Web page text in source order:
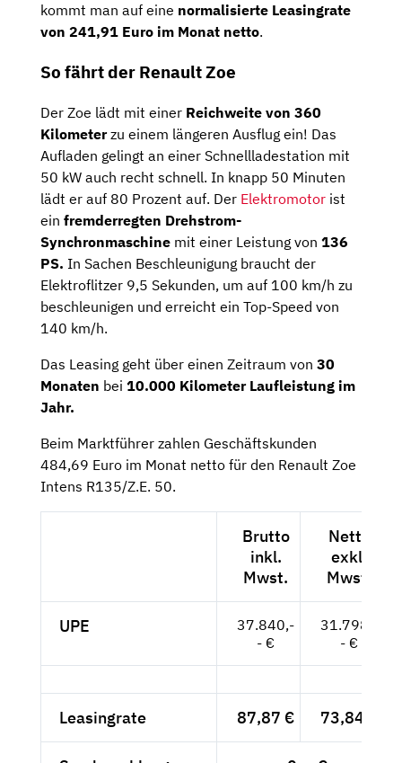
kommt man auf eine normalisierte Leasingrate
von 241,91 Euro im Monat netto.
So fährt der Renault Zoe
Der Zoe lädt mit einer Reichweite von 360
Kilometerzu einem längeren Ausflug ein! Das
Aufladen gelingt an einer Schnellladestation mit
50 kW auch recht schnell. In knapp 50 Minuten
lädt er auf 80 Prozent auf. Der Elektromotor ist
ein fremderregten Drehstrom-
Synchronmaschine mit einer Leistung von 136
PS. In Sachen Beschleunigung braucht der
Elektroflitzer 9,5 Sekunden, um auf 100 km/h zu
beschleunigen und erreicht ein Top-Speed von
140 km/h.
Das Leasing geht über einen Zeitraum von 30
Monaten bei 10.000 Kilometer Laufleistung im
Jahr.
Beim Marktführer zahlen Geschäftskunden
484,69 Euro im Monat netto für den Renault Zoe
Intens R135/Z.E. 50.
Brutto
inkl.
Mwst.
Netto
exkl.
Mwst.
UPE
37.840,-
- €
31.798,-
- €
Leasingrate 87,87 € 73,84 €